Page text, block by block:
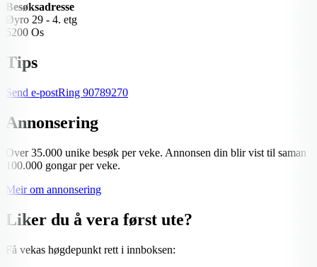
Besøksadresse
Øyro 29 - 4. etg
5200 Os
Tips
Send e-postRing 90789270
Annonsering
Over 35.000 unike besøk per veke. Annonsen din blir vist til saman
100.000 gongar per veke.
Meir om annonsering
Liker du å vera først ute?
Få vekas høgdepunkt rett i innboksen: